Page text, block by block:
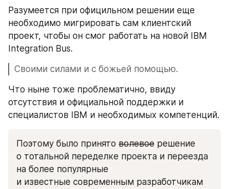
Разумеется при официльном решении еще
необходимо мигрировать сам клиентский
проект, чтобы он смог работать на новой IBM
Integration Bus.
Своими силами и с божьей помощью.
Что ныне тоже проблематично, ввиду
отсутствия и официальной поддержки и
специалистов IBM и необходимых компетенций.
Поэтому было принято волевое решение
о тотальной переделке проекта и переезда
на более популярные
и известные современным разработчикам